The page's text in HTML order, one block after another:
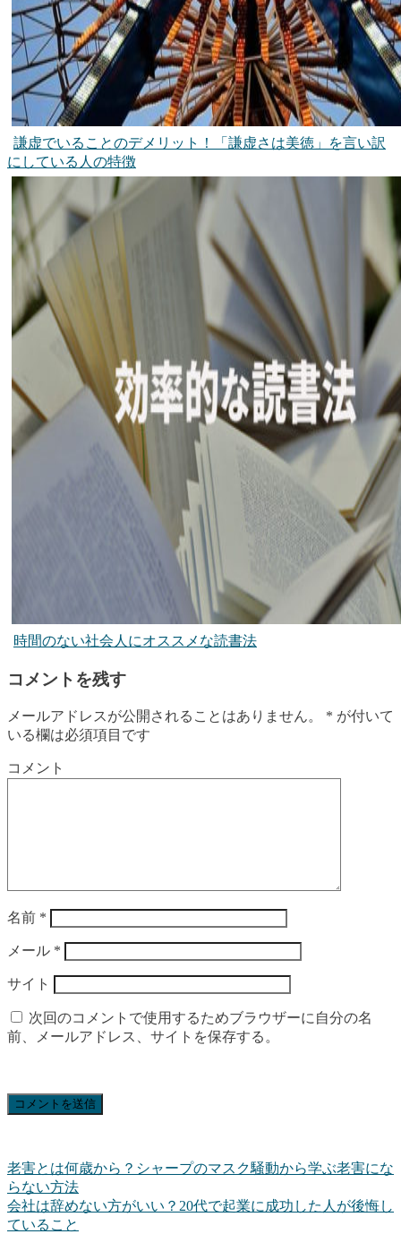
謙虚でいることのデメリット！「謙虚さは美徳」を言い訳
にしている人の特徴
時間のない社会人にオススメな読書法
コメントを残す
メールアドレスが公開されることはありません。 * が付いて
いる欄は必須項目です
コメント
名前 *
メール *
サイト
次回のコメントで使用するためブラウザーに自分の名
前、メールアドレス、サイトを保存する。
老害とは何歳から？シャープのマスク騒動から学ぶ老害にな
らない方法
会社は辞めない方がいい？20代で起業に成功した人が後悔し
ていること